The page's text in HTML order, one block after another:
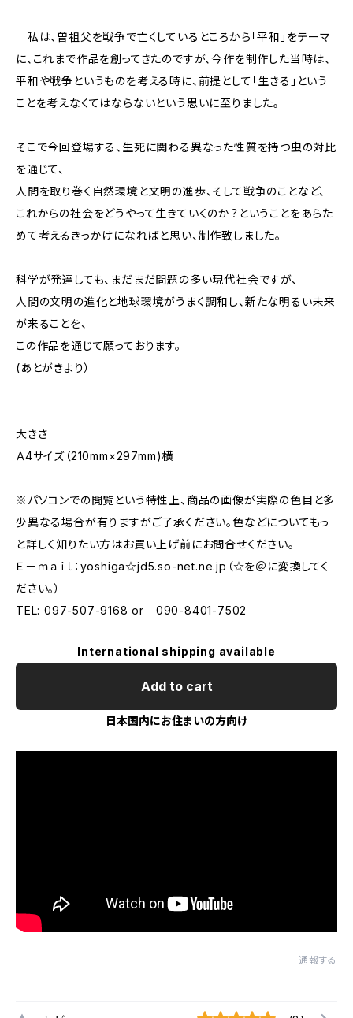
私は、曽祖父を戦争で亡くしているところから「平和」をテーマ
に、これまで作品を創ってきたのですが、今作を制作した当時は、
平和や戦争というものを考える時に、前提として「生きる」という
ことを考えなくてはならないという思いに至りました。
そこで今回登場する、生死に関わる異なった性質を持つ虫の対比
を通じて、
人間を取り巻く自然環境と文明の進歩、そして戦争のことなど、
これからの社会をどうやって生きていくのか？ということをあらた
めて考えるきっかけになればと思い、制作致しました。
科学が発達しても、まだまだ問題の多い現代社会ですが、
人間の文明の進化と地球環境がうまく調和し、新たな明るい未来
が来ることを、
この作品を通じて願っております。
(あとがきより）
大きさ
Ａ4サイズ（210mm×297mm)横
※パソコンでの閲覧という特性上、商品の画像が実際の色目と多
少異なる場合が有りますがご了承ください。色などについてもっ
と詳しく知りたい方はお買い上げ前にお問合せください。
Ｅ－ｍａｉｌ：yoshiga☆jd5.so-net.ne.jp（☆を＠に変換してく
ださい。）
TEL: 097-507-9168 or 090-8401-7502
International shipping available
Add to cart
日本国内にお住まいの方向け
通報する